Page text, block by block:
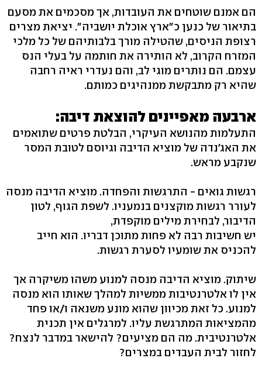
הם אמנם שוטחים את העובדות, אך מסכמים את מסעם
בתיאור של כנען כ"ארץ אוכלת יושביה". יציאת מצרים
רצופת הניסים, שהטילה מורך בלבותיהם של כל מלכי
המזרח הקרוב, לא הותירה את חותמה על בעלי הנס
עצמם. הם נותרים מוגי לב, והם נעדרי ראיה רחבה
שהיא רק מתבקשת ממנהיגים כמותם.
ארבעה מאפיינים להוצאת דיבה:
התעלמות מהנושא העיקרי, הבלטת פרטים שתואמים
את האג'נדה של מוציא הדיבה וגיוסם לטובת המסר
שנקבע מראש.
רגשות גואים - התרגשות והפחדה. מוציא הדיבה מנסה
לעורר רגשות מוקצנים בנמעניו. לשפת הגוף, לטון
הדיבור, לבחירת מילים מוקפדת,
יש חשיבות רבה לא פחות מתוכן דבריו. הוא חייב
להכניס את שומעיו לסערת רגשות.
שיתוק. מוציא הדיבה מנסה למנוע משהו משיקרה אך
אין לו אלטרנטיבות ממשיות למהלך שאותו הוא מנסה
למנוע. כל זאת מכיוון שהוא מונע משנאה ו/או פחד
מהמציאות המתרגשת עליו. למרגלים אין תכנית
אלטרנטיבית. מה הם מציעים? להישאר במדבר לנצח?
לחזור לבית העבדים במצרים?